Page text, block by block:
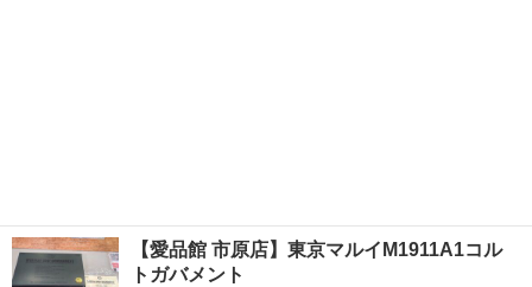
【愛品館 市原店】東京マルイM1911A1コル
トガバメント